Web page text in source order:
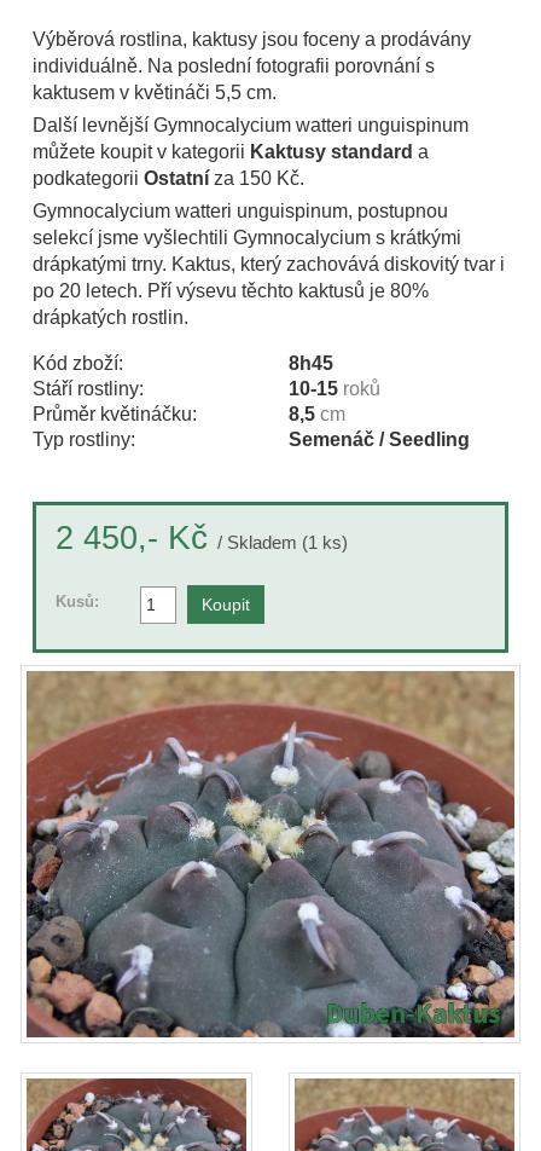
Výběrová rostlina, kaktusy jsou foceny a prodávány
individuálně. Na poslední fotografii porovnání s
kaktusem v květináči 5,5 cm.
Další levnější Gymnocalycium watteri unguispinum
můžete koupit v kategorii Kaktusy standard a
podkategorii Ostatní za 150 Kč.
Gymnocalycium watteri unguispinum, postupnou
selekcí jsme vyšlechtili Gymnocalycium s krátkými
drápkatými trny. Kaktus, který zachovává diskovitý tvar i
po 20 letech. Pří výsevu těchto kaktusů je 80%
drápkatých rostlin.
Kód zboží:
8h45
Stáří rostliny:
10-15 roků
Průměr květináčku:
8,5 cm
Typ rostliny:
Semenáč / Seedling
2 450,- Kč / Skladem (1 ks)
Kusů: